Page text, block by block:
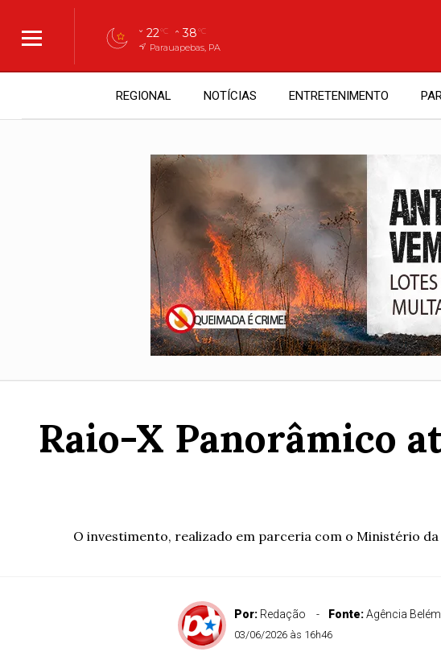
22°C 38°C
Parauapebas, PA
REGIONAL NOTÍCIAS ENTRETENIMENTO
Raio-X Panorâmico
O investimento, realizado em parceria com o Ministério
Por: Redação Fonte:Agência Belém
03/06/2026 às 16h46